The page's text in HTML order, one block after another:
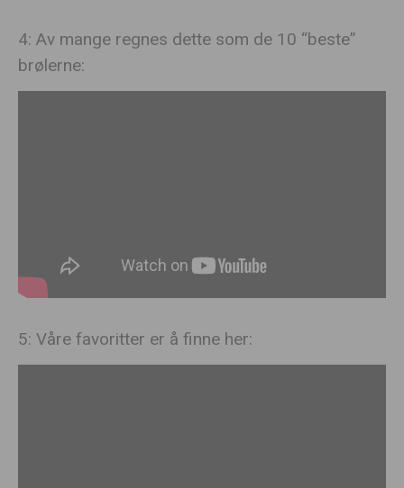
4: Av mange regnes dette som de 10 “beste”
brølerne:
5: Våre favoritter er å finne her: